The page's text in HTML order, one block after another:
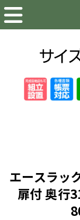
エースラッ
扉付 奥行